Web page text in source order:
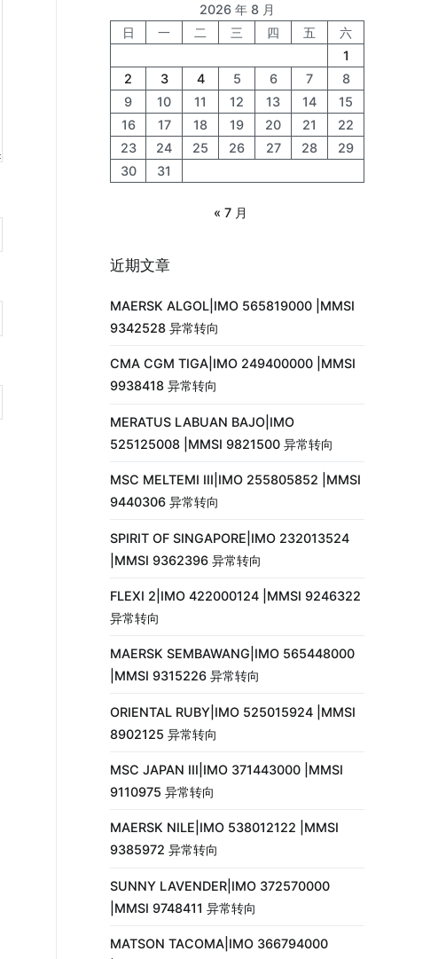
2026 年 8 月
日
一 二 三 四 五
六
1
2
3 4 5 6 7
8
9
10 11 12 13 14
15
16
17 18 19 20 21
22
23
24 25 26 27 28
29
30
31
« 7 月
近期文章
MAERSK ALGOL|IMO 565819000 |MMSI
9342528 异常转向
CMA CGM TIGA|IMO 249400000 |MMSI
9938418 异常转向
MERATUS LABUAN BAJO|IMO
525125008 |MMSI 9821500 异常转向
MSC MELTEMI III|IMO 255805852 |MMSI
9440306 异常转向
SPIRIT OF SINGAPORE|IMO 232013524
|MMSI 9362396 异常转向
FLEXI 2|IMO 422000124 |MMSI 9246322
异常转向
MAERSK SEMBAWANG|IMO 565448000
|MMSI 9315226 异常转向
ORIENTAL RUBY|IMO 525015924 |MMSI
8902125 异常转向
MSC JAPAN III|IMO 371443000 |MMSI
9110975 异常转向
MAERSK NILE|IMO 538012122 |MMSI
9385972 异常转向
SUNNY LAVENDER|IMO 372570000
|MMSI 9748411 异常转向
MATSON TACOMA|IMO 366794000